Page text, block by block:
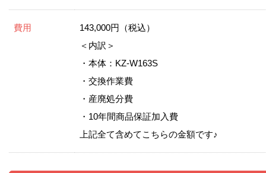
費用
143,000円（税込）
＜内訳＞
・本体：KZ-W163S
・交換作業費
・産廃処分費
・10年間商品保証加入費
上記全て含めてこちらの金額です♪